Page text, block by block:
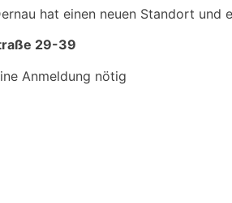
hat einen neuen Standort und
29-39
Anmeldung nötig